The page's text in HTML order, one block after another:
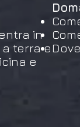
in
terra e
e